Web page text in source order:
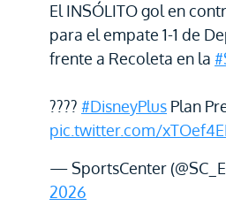
El INSÓLITO gol en
para el empate 1-1 de
frente a Recoleta en la
???? #DisneyPlus Plan
pic.twitter.com/
— SportsCenter
2026